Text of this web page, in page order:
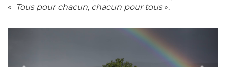
« Tous pour chacun, chacun pour tous».